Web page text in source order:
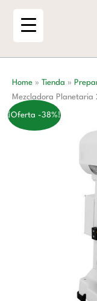
Home » Tienda »
Mezcladora Planetaria
¡Oferta -38%!
litros
de
mm
PEKIN
B20B
cantidad